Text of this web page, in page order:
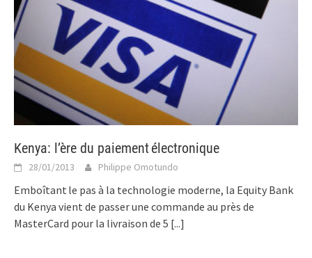
Kenya: l’ère du paiement électronique
28/01/2013 Philippe Omotundo
Emboîtant le pas à la technologie moderne, la Equity Bank
du Kenya vient de passer une commande au près de
MasterCard pour la livraison de 5 [...]